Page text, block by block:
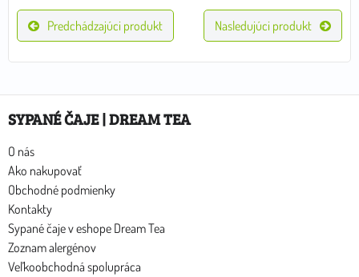
Predchádzajúci produkt Nasledujúci produkt
SYPANÉ ČAJE | DREAM TEA
O nás
Ako nakupovať
Obchodné podmienky
Kontakty
Sypané čaje v eshope Dream Tea
Zoznam alergénov
Veľkoobchodná spolupráca